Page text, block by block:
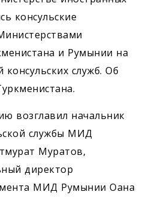
консульские
и Румынии на
служб. Об
возглавил начальник
службы МИД
Муратов,
директор
МИД Румынии Оана